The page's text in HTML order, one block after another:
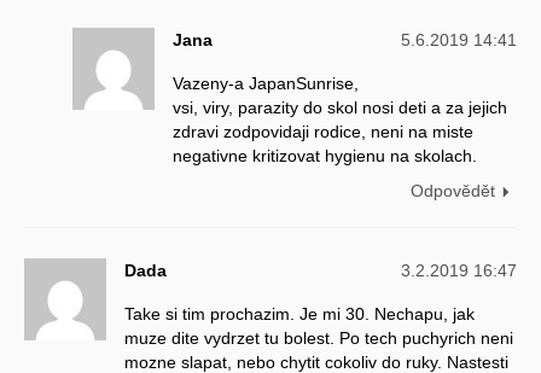
Jana 5.6.2019 14:41
Vazeny-a JapanSunrise,
vsi, viry, parazity do skol nosi deti a za jejich
zdravi zodpovidaji rodice, neni na miste
negativne kritizovat hygienu na skolach.
Odpovědět
Dada 3.2.2019 16:47
Take si tim prochazim. Je mi 30. Nechapu, jak
muze dite vydrzet tu bolest. Po tech puchyrich neni
mozne slapat, nebo chytit cokoliv do ruky. Nastesti